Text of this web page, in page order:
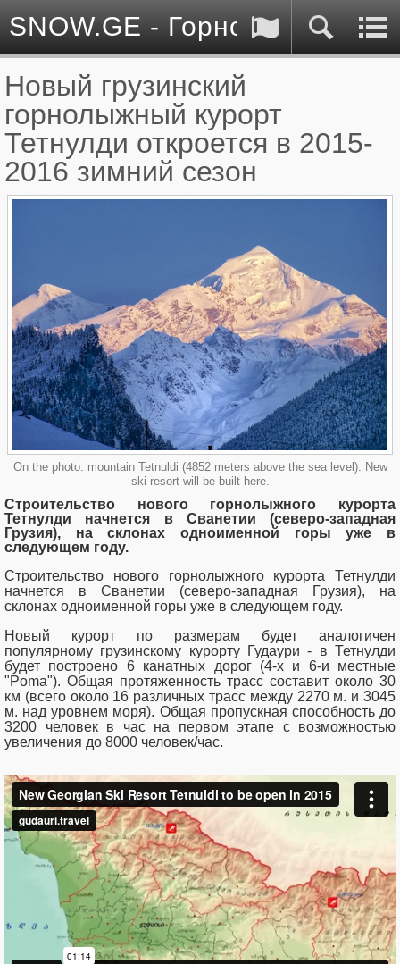
SNOW.GE - Горнолыжные
Новый грузинский
горнолыжный курорт
Тетнулди откроется в 2015-
2016 зимний сезон
On the photo: mountain Tetnuldi (4852 meters above the sea level). New
ski resort will be built here.
Строительство нового горнолыжного курорта
Тетнулди начнется в Сванетии (северо-западная
Грузия), на склонах одноименной горы уже в
следующем году.
Строительство нового горнолыжного курорта Тетнулди
начнется в Сванетии (северо-западная Грузия), на
склонах одноименной горы уже в следующем году.
Новый курорт по размерам будет аналогичен
популярному грузинскому курорту Гудаури - в Тетнулди
будет построено 6 канатных дорог (4-х и 6-и местные
"Poma"). Общая протяженность трасс составит около 30
км (всего около 16 различных трасс между 2270 м. и 3045
м. над уровнем моря). Общая пропускная способность до
3200 человек в час на первом этапе с возможностью
увеличения до 8000 человек/час.